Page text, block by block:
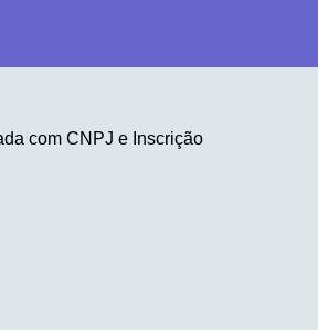
com CNPJ e Inscrição